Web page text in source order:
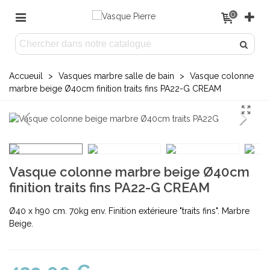
0
Accueuil > Vasques marbre salle de bain >
Vasque colonne
marbre beige Ø40cm finition traits fins PA22-G CREAM
Vasque colonne marbre beige Ø40cm
finition traits fins PA22-G CREAM
Ø40 x h90 cm. 70kg env. Finition extérieure "traits fins". Marbre
Beige.